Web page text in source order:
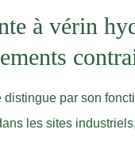
à vérin
par son
les sites